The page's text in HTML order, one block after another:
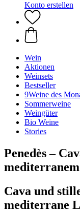
Konto erstellen
Wein
Aktionen
Weinsets
Bestseller
9Weine des
Sommerweine
Weingüter
Bio Weine
Stories
Penedès –
Cava und
mediterrane